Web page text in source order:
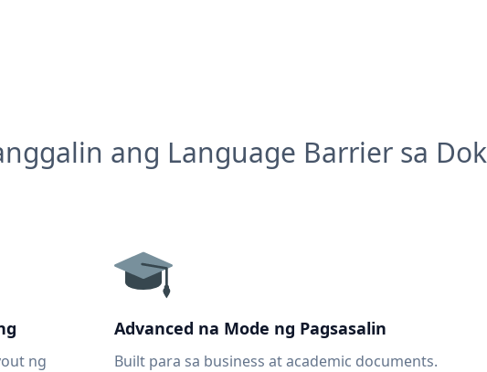
ang Language Barrier sa
ng
Advanced na Mode ng Pagsasalin
Built para sa business at academic documents.